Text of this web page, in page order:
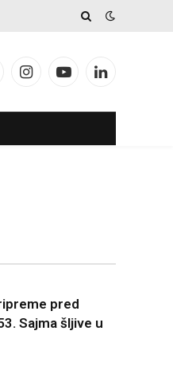
InstagramYouTubeLinkedIn
pred
Sajma šljive u